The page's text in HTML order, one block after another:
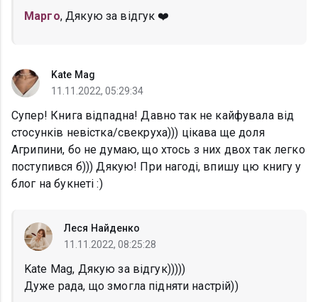
Марго, Дякую за відгук ❤️
Kate Mag
11.11.2022, 05:29:34
Супер! Книга відпадна! Давно так не кайфувала від
стосунків невістка/свекруха))) цікава ще доля
Агрипини, бо не думаю, що хтось з них двох так легко
поступився б))) Дякую! При нагоді, впишу цю книгу у
блог на букнеті :)
Леся Найденко
11.11.2022, 08:25:28
Kate Mag, Дякую за відгук)))))
Дуже рада, що змогла підняти настрій))